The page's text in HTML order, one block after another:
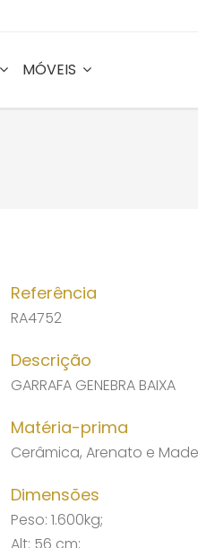
MÓVEIS
Referência
RA4752
Descrição
GARRAFA GENEBRA BAIXA
Matéria-prima
Cerâmica, Arenato e
Dimensões
Peso: 1.600kg;